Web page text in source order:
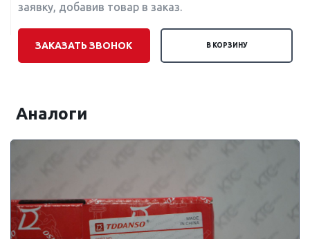
заявку, добавив товар в заказ.
ЗАКАЗАТЬ ЗВОНОК В КОРЗИНУ
Аналоги